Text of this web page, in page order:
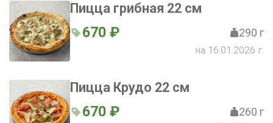
Пицца грибная 22 см
670 ₽ 290 г
на 16.01.2026 г.
Пицца Крудо 22 см
670 ₽ 260 г